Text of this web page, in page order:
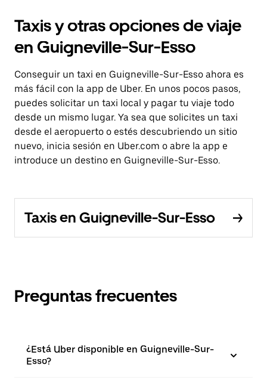
Taxis y otras opciones de viaje
en Guigneville-Sur-Esso
Conseguir un taxi en Guigneville-Sur-Esso ahora es
más fácil con la app de Uber. En unos pocos pasos,
puedes solicitar un taxi local y pagar tu viaje todo
desde un mismo lugar. Ya sea que solicites un taxi
desde el aeropuerto o estés descubriendo un sitio
nuevo, inicia sesión en Uber.com o abre la app e
introduce un destino en Guigneville-Sur-Esso.
Taxis en Guigneville-Sur-Esso
Preguntas frecuentes
¿Está Uber disponible en Guigneville-Sur-
Esso?